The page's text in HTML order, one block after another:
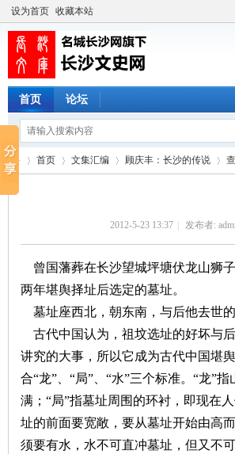
设为首页 收藏本站
首页 论坛
首页 文集汇编
›
顾庆丰：长沙的传说
›
2012-5-23 13:37 发布者:
曾国藩葬在长沙望城坪塘伏龙山狮
两年堪舆择址后选定的墓址。
墓址座西北，朝东南，与后他去世
古代中国认为，祖坟选址的好坏与
讲究的大事，所以它成为古代中国堪
合“龙”、“局”、“水”三个标准。“龙”
满；“局”指墓址周围的环衬，即现在
址的前面要宽敞，要从墓址开始由高
须要有水，水不可直冲墓址，但又不